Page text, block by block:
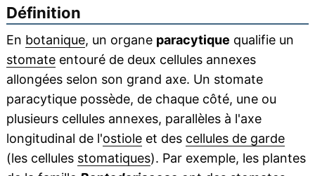
Définition
En botanique, un organe paracytique qualifie un
stomateentouré de deux cellules annexes
allongées selon son grand axe. Un stomate
paracytique possède, de chaque côté, une ou
plusieurs cellules annexes, parallèles à l'axe
longitudinal de l'ostioleet des cellules de garde
(les cellules stomatiques). Par exemple, les plantes